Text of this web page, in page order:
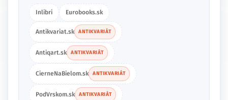
Inlibri Eurobooks.sk
Antikvariat.sk ANTIKVARIÁT
Antiqart.sk ANTIKVARIÁT
CierneNaBielom.sk ANTIKVARIÁT
PodVrskom.sk ANTIKVARIÁT